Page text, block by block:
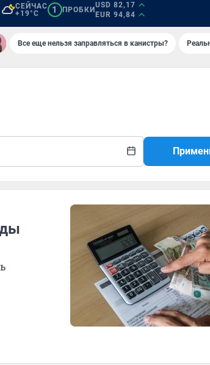
СЕЙЧАС
+19°C
1 ПРОБКИ
USD 82,17
EUR 94,84
Все еще нельзя заправляться в канистры?